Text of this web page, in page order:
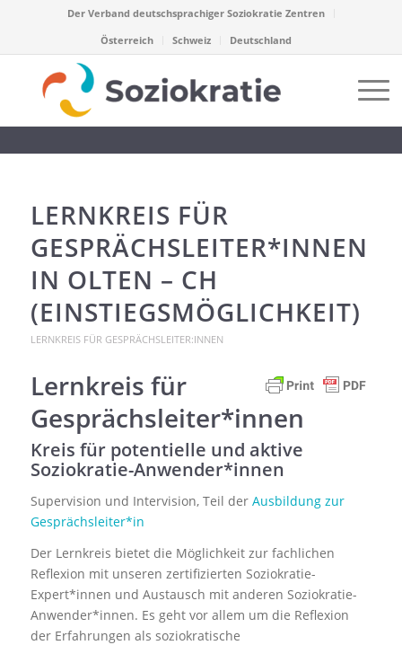
Der Verband deutschsprachiger Soziokratie Zentren
Österreich
Schweiz Deutschland
LERNKREIS FÜR
GESPRÄCHSLEITER*INNEN
IN OLTEN – CH
(EINSTIEGSMÖGLICHKEIT)
LERNKREIS FÜR GESPRÄCHSLEITER:INNEN
Lernkreis für
Gesprächsleiter*innen
Kreis für potentielle und aktive
Soziokratie-Anwender*innen
Supervision und Intervision, Teil der Ausbildung zur
Gesprächsleiter*in
Der Lernkreis bietet die Möglichkeit zur fachlichen
Reflexion mit unseren zertifizierten Soziokratie-
Expert*innen und Austausch mit anderen Soziokratie-
Anwender*innen. Es geht vor allem um die Reflexion
der Erfahrungen als soziokratische